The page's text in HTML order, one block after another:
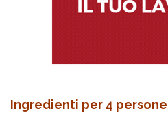
Ingredienti per 4 persone